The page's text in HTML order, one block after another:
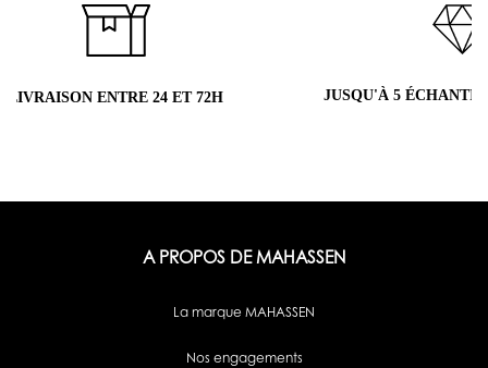
JUSQU'À 5 ÉCHANTILLONS OFFERTS
A PROPOS DE MAHASSEN
La marque MAHASSEN
Nos engagements